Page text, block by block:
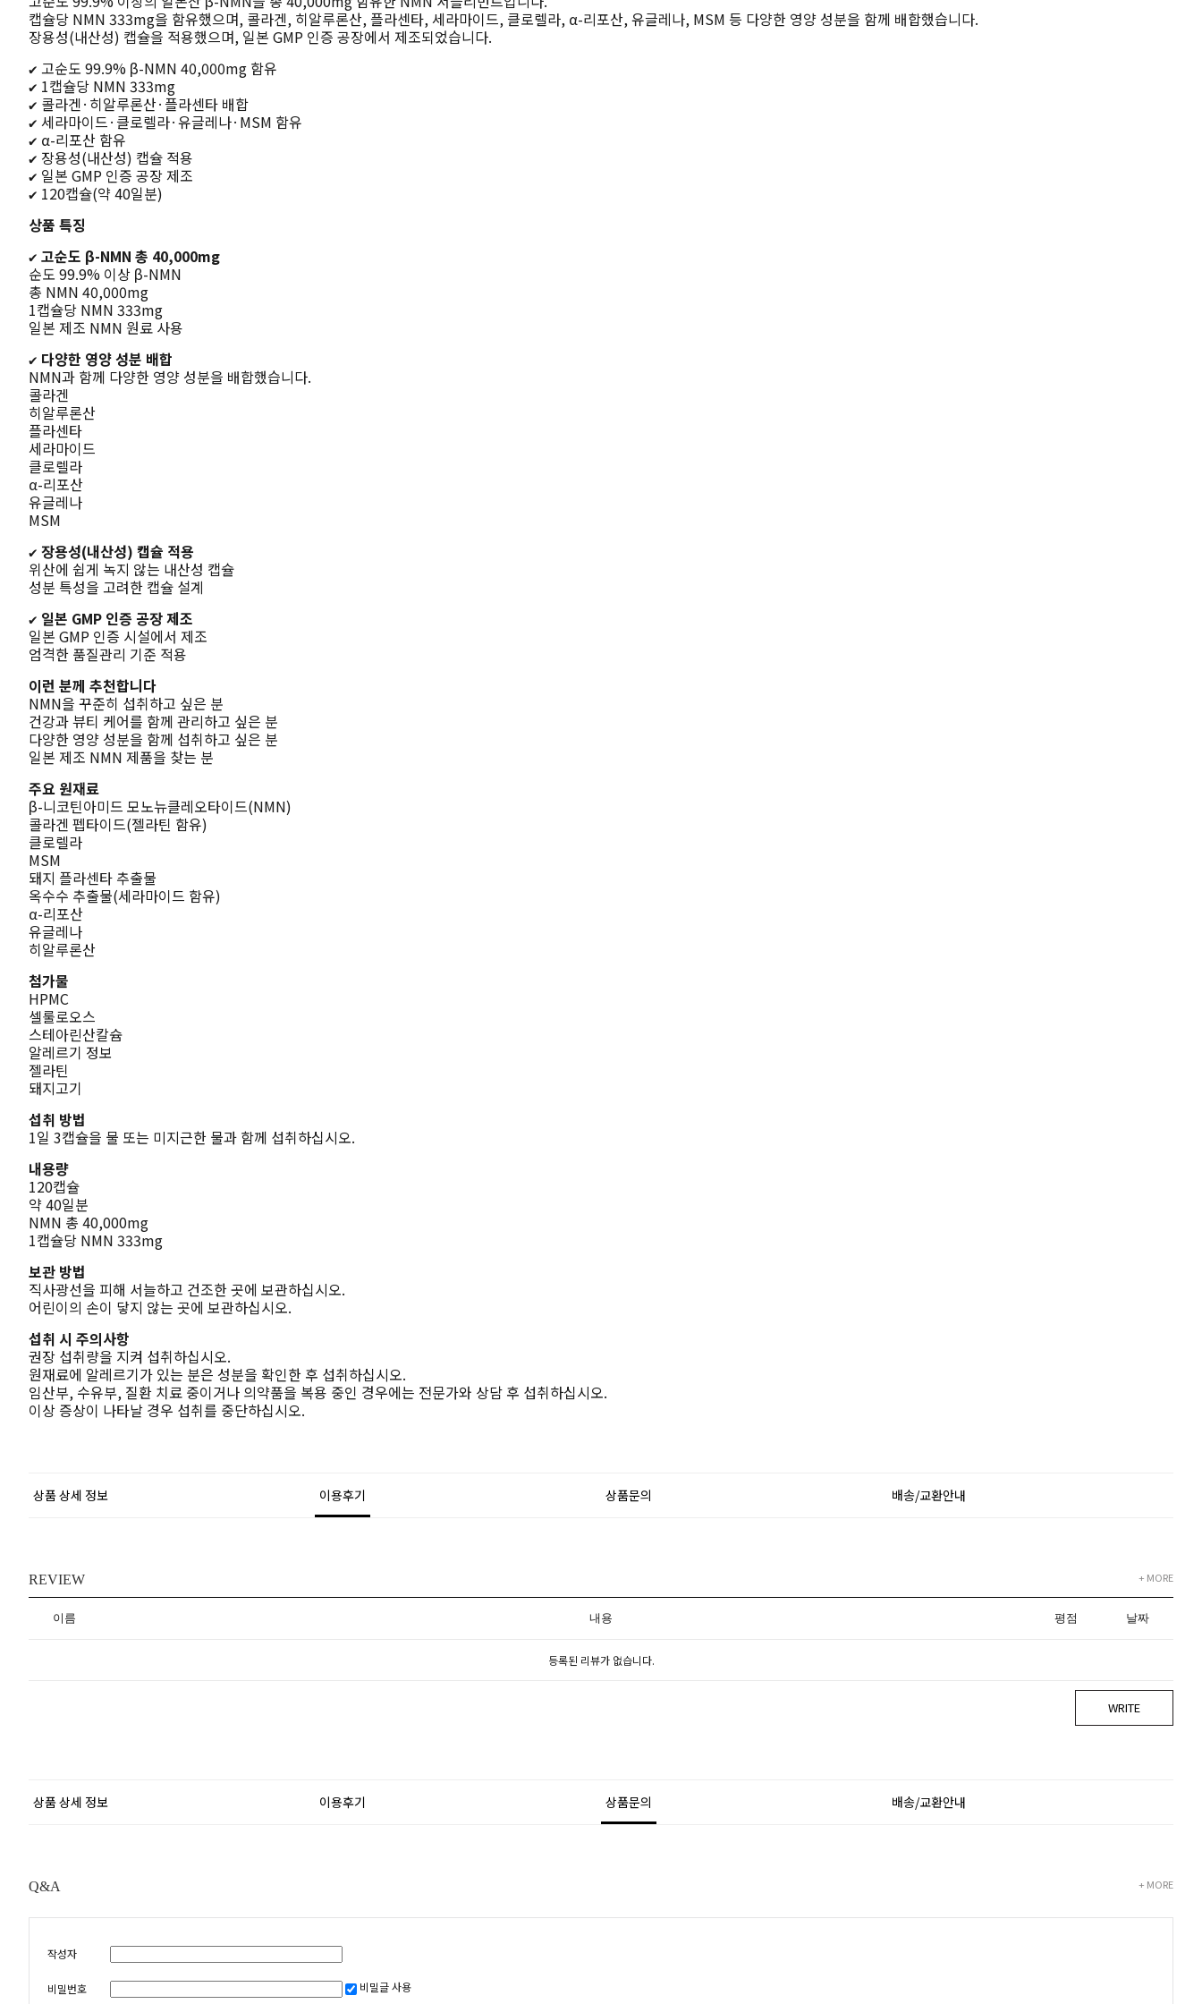
캡슐당 NMN 333mg을 함유했으며, 콜라겐, 히알루론산, 플라센타, 세라마이드, 클로렐라, α-리포산, 유글레나, MSM 등 다양한 영양 성분을 함께 배합했습니다.
장용성(내산성) 캡슐을 적용했으며, 일본 GMP 인증 공장에서 제조되었습니다.
✔ 고순도 99.9% β-NMN 40,000mg 함유
✔ 1캡슐당 NMN 333mg
✔ 콜라겐·히알루론산·플라센타 배합
✔ 세라마이드·클로렐라·유글레나·MSM 함유
✔ α-리포산 함유
✔ 장용성(내산성) 캡슐 적용
✔ 일본 GMP 인증 공장 제조
✔ 120캡슐(약 40일분)
상품 특징
✔ 고순도 β-NMN 총 40,000mg
순도 99.9% 이상 β-NMN
총 NMN 40,000mg
1캡슐당 NMN 333mg
일본 제조 NMN 원료 사용
✔ 다양한 영양 성분 배합
NMN과 함께 다양한 영양 성분을 배합했습니다.
콜라겐
히알루론산
플라센타
세라마이드
클로렐라
α-리포산
유글레나
MSM
✔ 장용성(내산성) 캡슐 적용
위산에 쉽게 녹지 않는 내산성 캡슐
성분 특성을 고려한 캡슐 설계
✔ 일본 GMP 인증 공장 제조
일본 GMP 인증 시설에서 제조
엄격한 품질관리 기준 적용
이런 분께 추천합니다
NMN을 꾸준히 섭취하고 싶은 분
건강과 뷰티 케어를 함께 관리하고 싶은 분
다양한 영양 성분을 함께 섭취하고 싶은 분
일본 제조 NMN 제품을 찾는 분
주요 원재료
β-니코틴아미드 모노뉴클레오타이드(NMN)
콜라겐 펩타이드(젤라틴 함유)
클로렐라
MSM
돼지 플라센타 추출물
옥수수 추출물(세라마이드 함유)
α-리포산
유글레나
히알루론산
첨가물
HPMC
셀룰로오스
스테아린산칼슘
알레르기 정보
젤라틴
돼지고기
섭취 방법
1일 3캡슐을 물 또는 미지근한 물과 함께 섭취하십시오.
내용량
120캡슐
약 40일분
NMN 총 40,000mg
1캡슐당 NMN 333mg
보관 방법
직사광선을 피해 서늘하고 건조한 곳에 보관하십시오.
어린이의 손이 닿지 않는 곳에 보관하십시오.
섭취 시 주의사항
권장 섭취량을 지켜 섭취하십시오.
원재료에 알레르기가 있는 분은 성분을 확인한 후 섭취하십시오.
임산부, 수유부, 질환 치료 중이거나 의약품을 복용 중인 경우에는 전문가와 상담 후 섭취하십시오.
이상 증상이 나타날 경우 섭취를 중단하십시오.
상품 상세 정보 이용후기 상품문의 배송/교환안내
REVIEW + MORE
이름 내용 평점 날짜
등록된 리뷰가 없습니다.
WRITE
상품 상세 정보 이용후기 상품문의 배송/교환안내
Q&A + MORE
작성자
비밀번호 비밀글 사용